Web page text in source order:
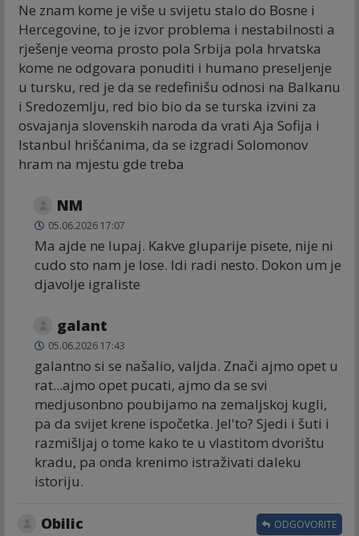
Ne znam kome je više u svijetu stalo do Bosne i
Hercegovine, to je izvor problema i nestabilnosti a
rješenje veoma prosto pola Srbija pola hrvatska
kome ne odgovara ponuditi i humano preseljenje
u tursku, red je da se redefinišu odnosi na Balkanu
i Sredozemlju, red bio bio da se turska izvini za
osvajanja slovenskih naroda da vrati Aja Sofija i
Istanbul hrišćanima, da se izgradi Solomonov
hram na mjestu gde treba
NM
05.06.2026 17:07
Ma ajde ne lupaj. Kakve gluparije pisete, nije ni
cudo sto nam je lose. Idi radi nesto. Dokon um je
djavolje igraliste
galant
05.06.2026 17:43
galantno si se našalio, valjda. Znači ajmo opet u
rat...ajmo opet pucati, ajmo da se svi
medjusonbno poubijamo na zemaljskoj kugli,
pa da svijet krene ispočetka. Jel'to? Sjedi i šuti i
razmišljaj o tome kako te u vlastitom dvorištu
kradu, pa onda krenimo istraživati daleku
istoriju.
Obilic ODGOVORITE